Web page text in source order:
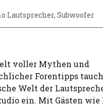
Lautsprecher, Subwoofer
voller Mythen und
Forentipps
Welt der
ein. Mit Gästen